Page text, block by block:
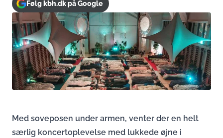
Følg kbh.dk på Google
Med soveposen under armen, venter der en helt
særlig koncertoplevelse med lukkede øjne i